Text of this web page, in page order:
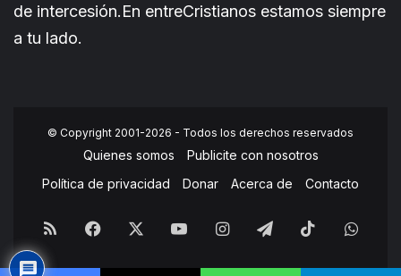
de intercesión.En entreCristianos estamos siempre
a tu lado.
© Copyright 2001-2026 - Todos los derechos reservados
Quienes somos
Publicite con nosotros
Política de privacidad
Donar Acerca de Contacto
RSS Facebook YouTubeInstagramTelegramTikTok